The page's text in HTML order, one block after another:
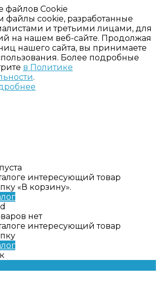
файлов Cookie
файлы cookie, разработанные
и третьими лицами, для
на нашем веб-сайте. Продолжая
нашего сайта, вы принимаете
Более подробные
в Политике
.
интересующий товар
«В корзину».
нет
интересующий товар